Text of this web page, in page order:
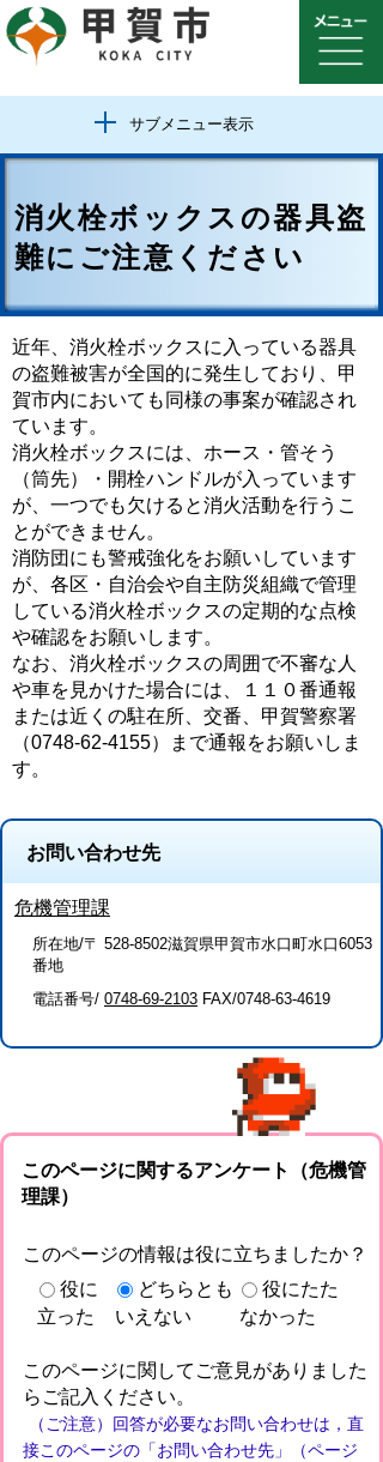
サブメニュー表示
消火栓ボックスの器具盗
難にご注意ください
近年、消火栓ボックスに入っている器具
の盗難被害が全国的に発生しており、甲
賀市内においても同様の事案が確認され
ています。
消火栓ボックスには、ホース・管そう
（筒先）・開栓ハンドルが入っています
が、一つでも欠けると消火活動を行うこ
とができません。
消防団にも警戒強化をお願いしています
が、各区・自治会や自主防災組織で管理
している消火栓ボックスの定期的な点検
や確認をお願いします。
なお、消火栓ボックスの周囲で不審な人
や車を見かけた場合には、１１０番通報
または近くの駐在所、交番、甲賀警察署
（0748-62-4155）まで通報をお願いしま
す。
お問い合わせ先
危機管理課
所在地/〒 528-8502滋賀県甲賀市水口町水口6053
番地
電話番号/ 0748-69-2103 FAX/0748-63-4619
このページに関するアンケート（危機管
理課）
このページの情報は役に立ちましたか？
役に
立った
どちらとも
いえない
役にたた
なかった
このページに関してご意見がありました
らご記入ください。
（ご注意）回答が必要なお問い合わせは，直
接このページの「お問い合わせ先」（ページ